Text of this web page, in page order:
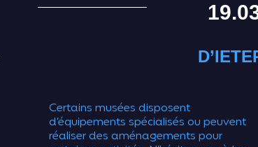
Certains musées disposent
d’équipements spécialisés ou peuvent
réaliser des aménagements pour